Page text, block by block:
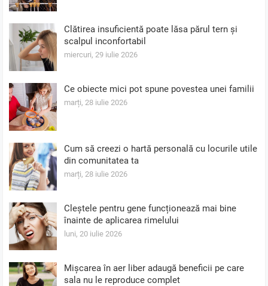
Clătirea insuficientă poate lăsa părul tern și
scalpul inconfortabil
miercuri, 29 iulie 2026
Ce obiecte mici pot spune povestea unei familii
marți, 28 iulie 2026
Cum să creezi o hartă personală cu locurile utile
din comunitatea ta
marți, 28 iulie 2026
Cleștele pentru gene funcționează mai bine
înainte de aplicarea rimelului
luni, 20 iulie 2026
Mișcarea în aer liber adaugă beneficii pe care
sala nu le reproduce complet